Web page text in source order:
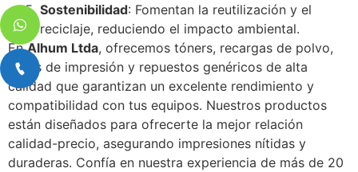
Sostenibilidad: Fomentan la reutilización y el
reciclaje, reduciendo el impacto ambiental.
EnAlhum Ltda, ofrecemos tóners, recargas de polvo,
tintas de impresión y repuestos genéricos de alta
calidad que garantizan un excelente rendimiento y
compatibilidad con tus equipos. Nuestros productos
están diseñados para ofrecerte la mejor relación
calidad-precio, asegurando impresiones nítidas y
duraderas. Confía en nuestra experiencia de más de 20